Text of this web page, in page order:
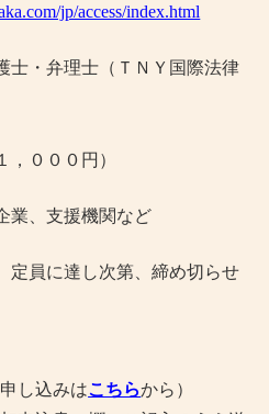
jp/access/index.html
・弁理士（ＴＮＹ国際法律
０００円）
、支援機関など
員に達し次第、締め切らせ
し込みはこちらから）